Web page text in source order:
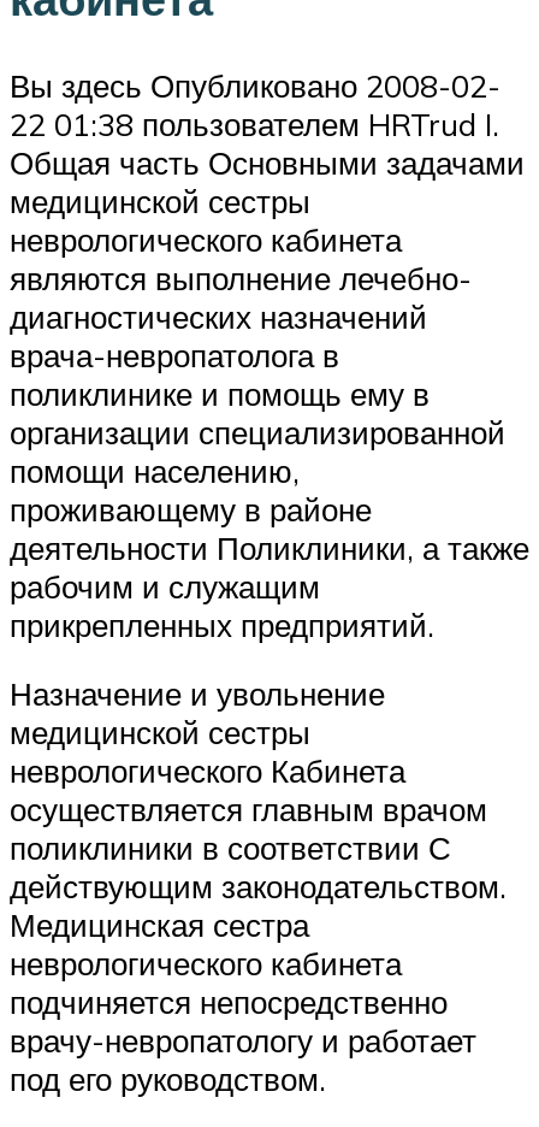
Вы здесь Опубликовано 2008-02-
22 01:38 пользователем HRTrud I.
Общая часть Основными задачами
медицинской сестры
неврологического кабинета
являются выполнение лечебно-
диагностических назначений
врача-невропатолога в
поликлинике и помощь ему в
организации специализированной
помощи населению,
проживающему в районе
деятельности Поликлиники, а также
рабочим и служащим
прикрепленных предприятий.
Назначение и увольнение
медицинской сестры
неврологического Кабинета
осуществляется главным врачом
поликлиники в соответствии С
действующим законодательством.
Медицинская сестра
неврологического кабинета
подчиняется непосредственно
врачу-невропатологу и работает
под его руководством.